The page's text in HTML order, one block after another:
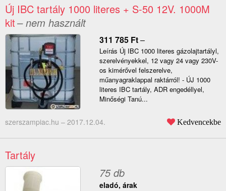
Új IBC tartály 1000 literes + S-50 12V. 1000M
kit– nem használt
311 785 Ft–
Leírás Új IBC 1000 literes gázolajtartályl,
szerelvényekkel, 12 vagy 24 vagy 230V-
os kimérővel felszerelve,
műanyagraklappal raktárról! - ÚJ 1000
literes IBC tartály, ADR engedéllyel,
Minőségi Tanú...
szerszampiac.hu – 2017.12.04. Kedvencekbe
Tartály
75 db
eladó, árak